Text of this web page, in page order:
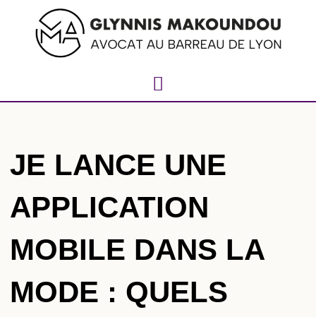
JE LANCE UNE
APPLICATION
MOBILE DANS LA
MODE : QUELS